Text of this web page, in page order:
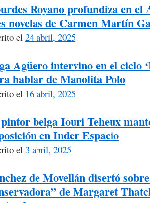
Royano profundiza en el
novelas de Carmen Martín
el 24 abril, 2025
Agüero intervino en el ciclo
hablar de Manolita Polo
el 16 abril, 2025
belga Iouri Teheux
en Inder Espacio
el 3 abril, 2025
de Movellán disertó
de Margaret